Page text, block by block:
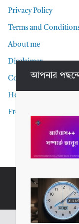
Privacy Policy
Terms and
About me
Disclaimer
Contact Me
Home
Front Page
Copyright © 2026
আপনার